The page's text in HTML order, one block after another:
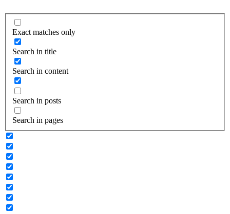
Exact matches only
Search in title
Search in content
Search in posts
Search in pages